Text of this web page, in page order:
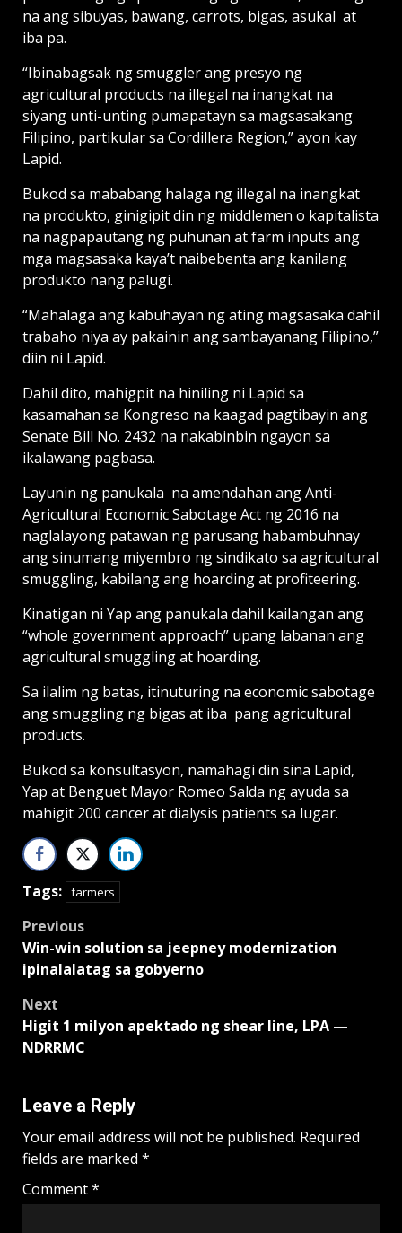
na ang sibuyas, bawang, carrots, bigas, asukal at
iba pa.
“Ibinabagsak ng smuggler ang presyo ng
agricultural products na illegal na inangkat na
siyang unti-unting pumapatayn sa magsasakang
Filipino, partikular sa Cordillera Region,” ayon kay
Lapid.
Bukod sa mababang halaga ng illegal na inangkat
na produkto, ginigipit din ng middlemen o kapitalista
na nagpapautang ng puhunan at farm inputs ang
mga magsasaka kaya’t naibebenta ang kanilang
produkto nang palugi.
“Mahalaga ang kabuhayan ng ating magsasaka dahil
trabaho niya ay pakainin ang sambayanang Filipino,”
diin ni Lapid.
Dahil dito, mahigpit na hiniling ni Lapid sa
kasamahan sa Kongreso na kaagad pagtibayin ang
Senate Bill No. 2432 na nakabinbin ngayon sa
ikalawang pagbasa.
Layunin ng panukala na amendahan ang Anti-
Agricultural Economic Sabotage Act ng 2016 na
naglalayong patawan ng parusang habambuhnay
ang sinumang miyembro ng sindikato sa agricultural
smuggling, kabilang ang hoarding at profiteering.
Kinatigan ni Yap ang panukala dahil kailangan ang
“whole government approach” upang labanan ang
agricultural smuggling at hoarding.
Sa ilalim ng batas, itinuturing na economic sabotage
ang smuggling ng bigas at iba pang agricultural
products.
Bukod sa konsultasyon, namahagi din sina Lapid,
Yap at Benguet Mayor Romeo Salda ng ayuda sa
mahigit 200 cancer at dialysis patients sa lugar.
Tags: farmers
Post
navigation
Previous
Win-win solution sa jeepney modernization
ipinalalatag sa gobyerno
Next
Higit 1 milyon apektado ng shear line, LPA —
NDRRMC
Leave a Reply
Your email address will not be published. Required
fields are marked *
Comment*